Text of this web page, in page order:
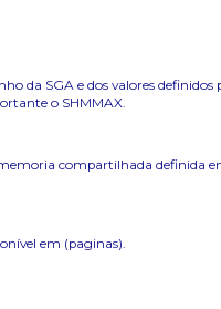
da SGA e dos valores definidos
o SHMMAX.
compartilhada definida em
em (paginas).